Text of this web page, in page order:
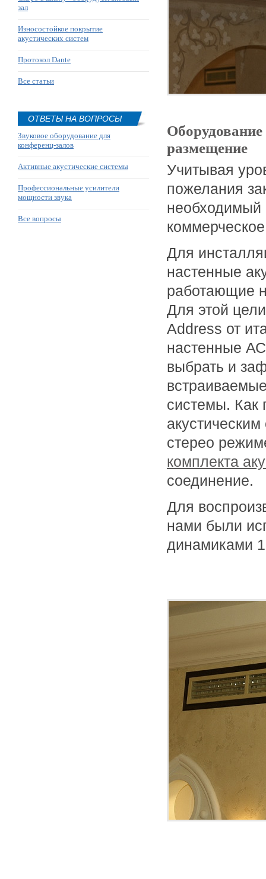
зал
Износостойкое покрытие
акустических систем
Протокол Dante
Все статьи
ОТВЕТЫ НА ВОПРОСЫ
Звуковое оборудование для
конференц-залов
Активные акустические системы
Профессиональные усилители
мощности звука
Все вопросы
размещение
Учитывая
пожелания
необходимый
Для
настенные
работающие
Для этой
Address от
настенные
выбрать и
системы. Как
стерео
комплекта
соединение.
Для
нами были
динамиками